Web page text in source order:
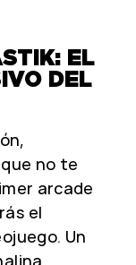
EL
DEL
no te
arcade
el
Un